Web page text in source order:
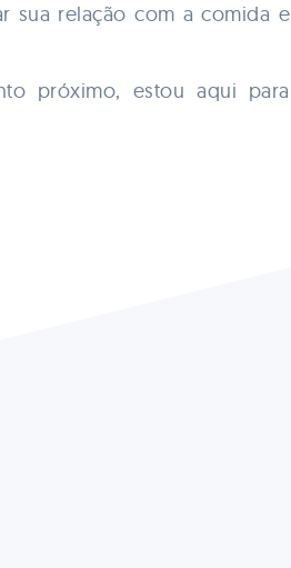
sua relação com a comida e
próximo, estou aqui para